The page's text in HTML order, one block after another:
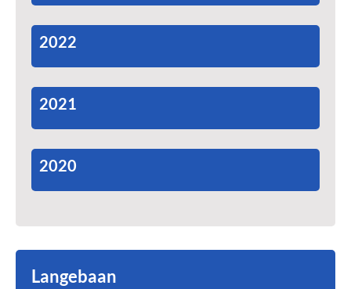
2022
2021
2020
Langebaan